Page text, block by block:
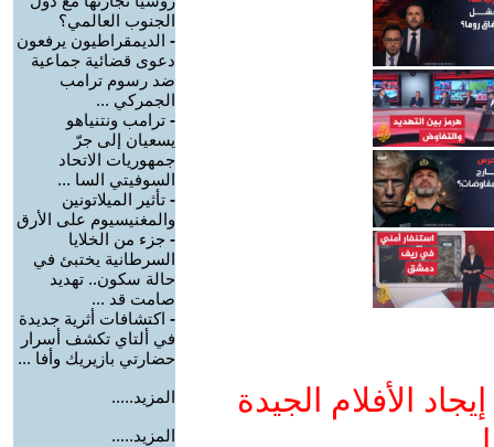
الأفلام الجيدة
الجنوب العالمي؟
- الديمقراطيون يرفعون
دعوى قضائية جماعية
ضد رسوم ترامب
الجمركي ...
- ترامب ونتنياهو
يسعيان إلى جرّ
جمهوريات الاتحاد
السوفيتي السا ...
- تأثير الميلاتونين
والمغنيسيوم على الأرق
- جزء من الخلايا
السرطانية يختبئ في
حالة سكون.. تهديد
صامت قد ...
- اكتشافات أثرية جديدة
في ألتاي تكشف أسرار
حضارتي بازيريك وأفا ...
المزيد.....
المزيد.....